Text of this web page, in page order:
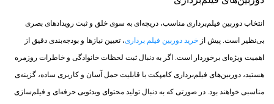
انتخاب دوربین فیلم‌برداری مناسب، دریچه‌ای به سوی خلق و ثبت رویدادهای بصری
بی‌نظیر است. پیش از خرید دوربین فیلم برداری، تعیین نیازها و بودجه‌بندی دقیق از
اهمیت ویژه‌ای برخوردار است. اگر به دنبال ثبت لحظات خانوادگی و خاطرات روزمره
هستید، دوربین‌های فیلم‌برداری کامپکت با قابلیت حمل آسان و کاربری ساده، گزینه‌ی
مناسبی خواهند بود. در صورتی که به دنبال تولید محتوای ویدئویی حرفه‌ای و فیلم‌سازی